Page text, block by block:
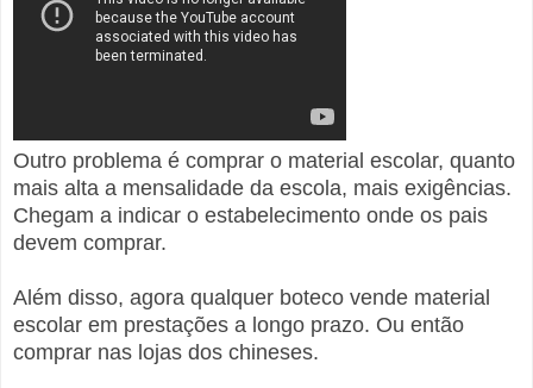
Outro problema é comprar o material escolar, quanto
mais alta a mensalidade da escola, mais exigências.
Chegam a indicar o estabelecimento onde os pais
devem comprar.
Além disso, agora qualquer boteco vende material
escolar em prestações a longo prazo. Ou então
comprar nas lojas dos chineses.